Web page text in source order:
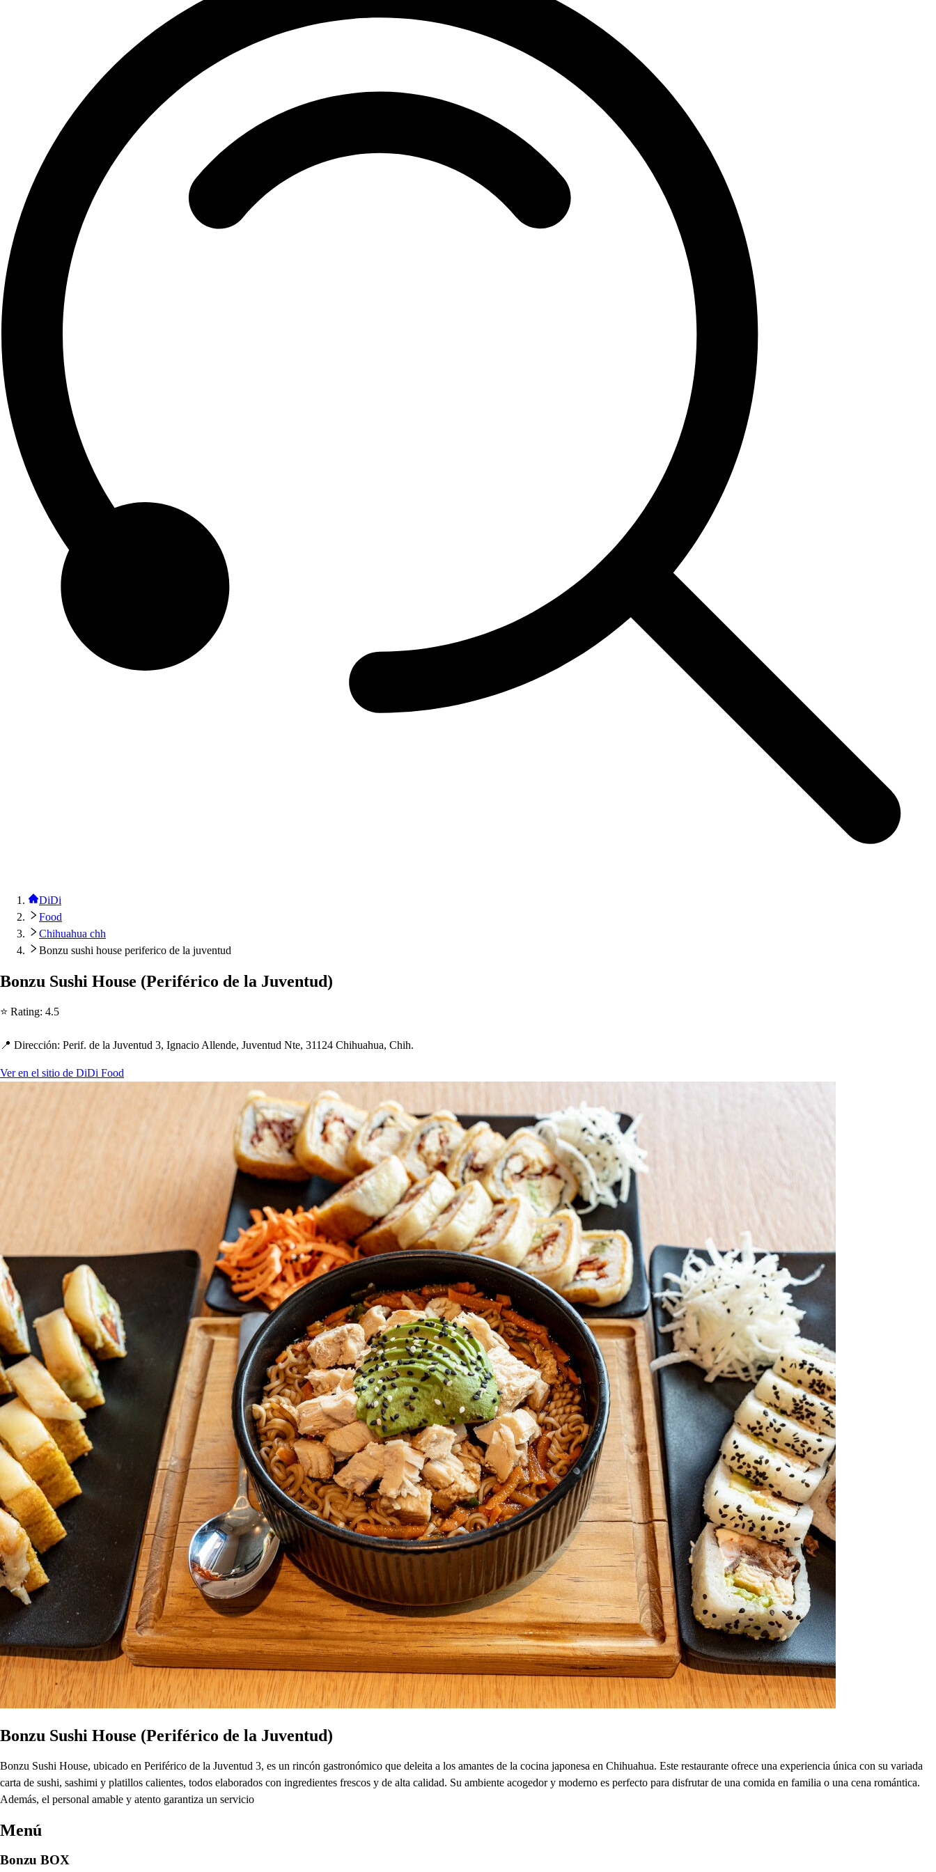
DiDi
Food
Chihuahua chh
Bonzu sushi house periferico de la juventud
Bonzu Sushi House (Periférico de la Juventud)
⭐ Rating: 4.5
📍 Dirección: Perif. de la Juventud 3, Ignacio Allende, Juventud Nte, 31124 Chihuahua, Chih.
Ver en el sitio de DiDi Food
Bonzu Sushi House (Periférico de la Juventud)
Bonzu Sushi House, ubicado en Periférico de la Juventud 3, es un rincón gastronómico que deleita a los amantes de la cocina japonesa en Chihuahua. Este restaurante ofrece una experiencia única con su variada
carta de sushi, sashimi y platillos calientes, todos elaborados con ingredientes frescos y de alta calidad. Su ambiente acogedor y moderno es perfecto para disfrutar de una comida en familia o una cena romántica.
Además, el personal amable y atento garantiza un servicio
Menú
Bonzu BOX